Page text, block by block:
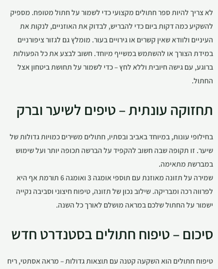
לא צריך להיות ספר חתולים מקצועי כדי לשמור על חתול מטופח. מספיק
להשקיע כמה דקות ביום כדי להבריש, לבדוק את האוזניים, לנקות את
העיניים ולוודא שאין קשרים או גירויים בעור. מומלץ גם לגזור ציפורניים
במידת הצורך או להשתמש במשייף מיוחד. חשוב לבצע את כל הפעולות
ברוגע, עם גישה חיובית וללא לחץ – כדי לשמור על תחושת ביטחון אצל
החתול.
תחזוקה עונתית – טיפים לשיער וברק
בחילופי עונות, במיוחד באביב ובסתיו, חתולים משירים כמויות גדולות של
שיער. זו תקופה שבה חשוב להקפיד על הברשה תכופה יותר ועל שימוש
במברשת מתאימה.
שמירה על תזונה מאוזנת עם תוספי אומגה 3 ואומגה 6 תורמת אף היא
לפרווה רכה ומבריקה. שילוב נכון של תזונה, טיפוח חיצוני וסביבה נקייה
ישמור על החתול שלכם במראה מושלם לאורך כל השנה.
סיכום – טיפוח חתולים בסטנדרט חדש
טיפוח חתולים הוא השקעה קטנה עם תוצאות גדולות – מראה אסתטי, ריח